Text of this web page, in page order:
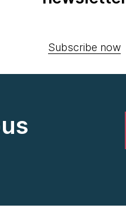
Subscribe now